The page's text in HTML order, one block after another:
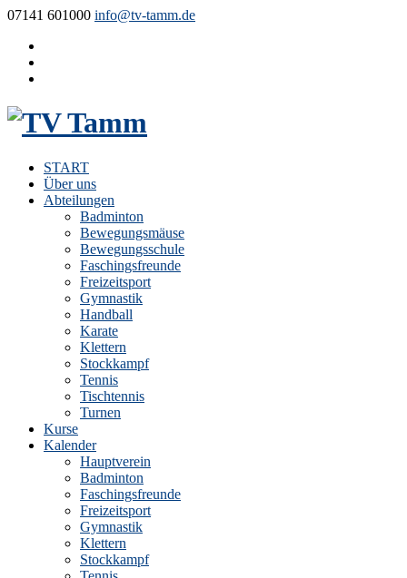
07141 601000 info@tv-tamm.de
START
Über uns
Abteilungen
Badminton
Bewegungsmäuse
Bewegungsschule
Faschingsfreunde
Freizeitsport
Gymnastik
Handball
Karate
Klettern
Stockkampf
Tennis
Tischtennis
Turnen
Kurse
Kalender
Hauptverein
Badminton
Faschingsfreunde
Freizeitsport
Gymnastik
Klettern
Stockkampf